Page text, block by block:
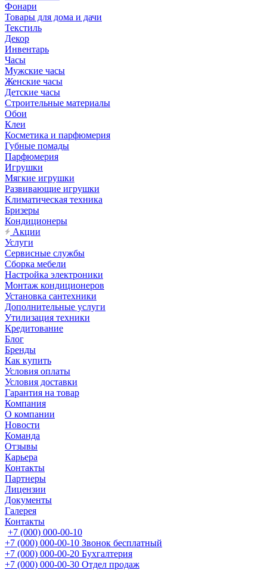
Фонари
Товары для дома и дачи
Текстиль
Декор
Инвентарь
Часы
Мужские часы
Женские часы
Детские часы
Строительные материалы
Обои
Клеи
Косметика и парфюмерия
Губные помады
Парфюмерия
Игрушки
Мягкие игрушки
Развивающие игрушки
Климатическая техника
Бризеры
Кондиционеры
Акции
Услуги
Сервисные службы
Сборка мебели
Настройка электроники
Монтаж кондиционеров
Установка сантехники
Дополнительные услуги
Утилизация техники
Кредитование
Блог
Бренды
Как купить
Условия оплаты
Условия доставки
Гарантия на товар
Компания
О компании
Новости
Команда
Отзывы
Карьера
Контакты
Партнеры
Лицензии
Документы
Галерея
Контакты
+7 (000) 000-00-10
+7 (000) 000-00-10 Звонок бесплатный
+7 (000) 000-00-20 Бухгалтерия
+7 (000) 000-00-30 Отдел продаж